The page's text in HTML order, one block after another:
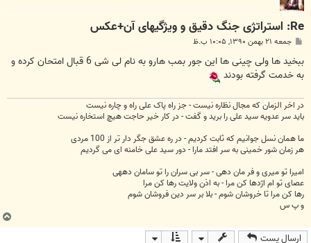
Re: استراتژی جنگ دقیق و ویژگیهای آن+عکس
ت
جمعه ۲۱ بهمن ۱۳۹۰, ۱۰:۰۵ ب.ظ
ببخید ها ولی چینی ها این جور بمب هارو به نام لی شی 6 قبال امتحان کرده و
به خدمت گرفته بودند
در اخر الزمان که مجال نظاره نیست - جز راه پاک علی راه و چاره نیست
باید سر عدویه سید علی را برید و گفت - در کار خیر حاجت هیچ استخاره نیست
ما همان نسل جوانیم که ثابت کردیم - در ره عشق جگر دار تر از 100 مردی
هر زمان شور خمینی به سر افتد مارا - دور سید علی خامنه ای می گردیم
امیرا تو میری و فر مان دهی - سر بی سران را تو سامان دههی
عصای تو ام اژدها کن مرا - به اذن ولایت رها کن مرا
رها کن مرا تا خروشان شوم - بلا بر سر دین فروشان شوم
و پ س
ارسال پست